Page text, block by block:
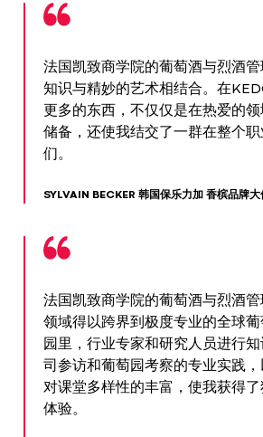
法国凯致商学院的葡萄酒与烈酒
知识与精妙的艺术相结合。在
更多的东西，不仅仅是在热爱的
储备，还使我结交了一群在整个
们。
SYLVAIN BECKER 韩国保乐力加 香槟品牌大
法国凯致商学院的葡萄酒与烈酒
领域得以跨界到极度专业的全球
园里，行业专家和研究人员进行
司参访和葡萄园考察的专业实践
对课堂多样性的丰富，使我获得
体验。